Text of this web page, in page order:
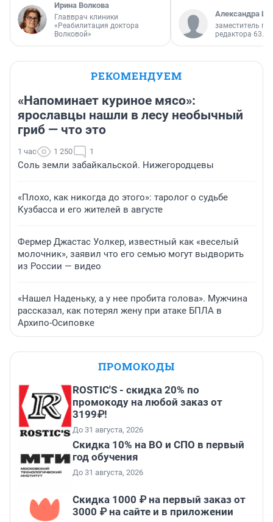
Ирина Волкова
Главврач клиники
«Реабилитация доктора
Волковой»
Александра
заместитель
редактора 63.RU
РЕКОМЕНДУЕМ
«Напоминает куриное мясо»:
ярославцы нашли в лесу необычный
гриб — что это
1 час 1 250 1
Соль земли забайкальской. Нижегородцевы
«Плохо, как никогда до этого»: таролог о судьбе
Кузбасса и его жителей в августе
Фермер Джастас Уолкер, известный как «веселый
молочник», заявил что его семью могут выдворить
из России — видео
«Нашел Наденьку, а у нее пробита голова». Мужчина
рассказал, как потерял жену при атаке БПЛА в
Архипо-Осиповке
ПРОМОКОДЫ
ROSTIC'S - скидка 20% по
промокоду на любой заказ от
3199₽!
До 31 августа, 2026
Скидка 10% на ВО и СПО в первый
год обучения
До 31 августа, 2026
Скидка 1000 ₽ на первый заказ от
3000 ₽ на сайте и в приложении